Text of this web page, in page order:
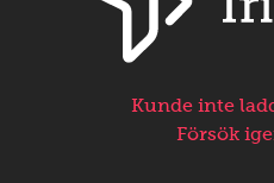
Kunde inte
Försök